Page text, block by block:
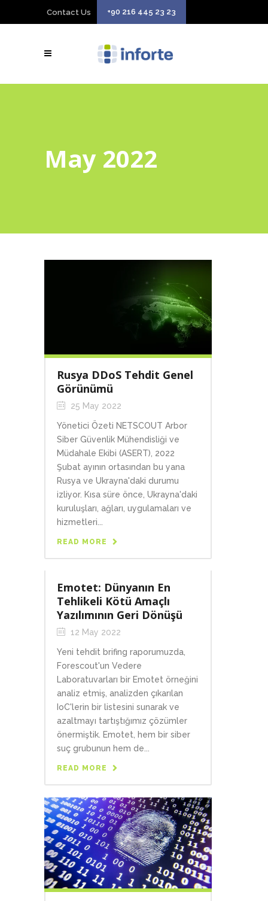
Contact Us +90 216 445 23 23
May 2022
Rusya DDoS Tehdit Genel
Görünümü
25 May 2022
Yönetici Özeti NETSCOUT Arbor
Siber Güvenlik Mühendisliği ve
Müdahale Ekibi (ASERT), 2022
Şubat ayının ortasından bu yana
Rusya ve Ukrayna'daki durumu
izliyor. Kısa süre önce, Ukrayna'daki
kuruluşları, ağları, uygulamaları ve
hizmetleri...
READ MORE
Emotet: Dünyanın En
Tehlikeli Kötü Amaçlı
Yazılımının Geri Dönüşü
12 May 2022
Yeni tehdit brifing raporumuzda,
Forescout'un Vedere
Laboratuvarları bir Emotet örneğini
analiz etmiş, analizden çıkarılan
IoC'lerin bir listesini sunarak ve
azaltmayı tartıştığımız çözümler
önermiştik. Emotet, hem bir siber
suç grubunun hem de...
READ MORE